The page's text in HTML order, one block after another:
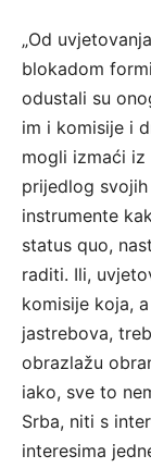
„Od
blokadom
odustali su
im i komisije i
mogli izmaći
prijedlog
instrumente
status quo,
raditi. Ili,
komisije koja,
jastrebova,
obrazlažu
iako, sve to
Srba, niti s
interesima